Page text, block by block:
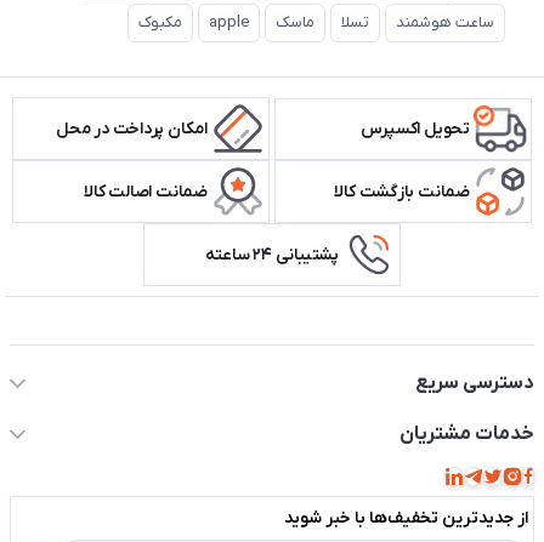
ساعت هوشمند تسلا ماسک apple مکبوک
تحویل اکسپرس امکان پرداخت در محل
ضمانت بازگشت کالا ضمانت اصالت کالا
پشتیبانی ۲۴ ساعته
دسترسی سریع
حساب کاربری
مجله فروشگاه
لیست محصولات
خدمات مشتریان
قوانین و مقررات
حریم خصوصی
از جدید‌ترین تخفیف‌ها با‌ خبر شوید